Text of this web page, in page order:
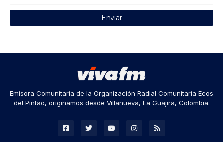
Emisora Comunitaria de la Organización Radial Comunitaria Ecos
del Pintao, originamos desde Villanueva, La Guajira, Colombia.